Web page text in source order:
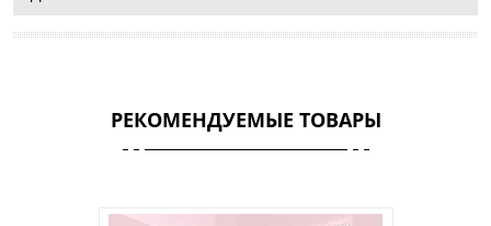
РЕКОМЕНДУЕМЫЕ ТОВАРЫ